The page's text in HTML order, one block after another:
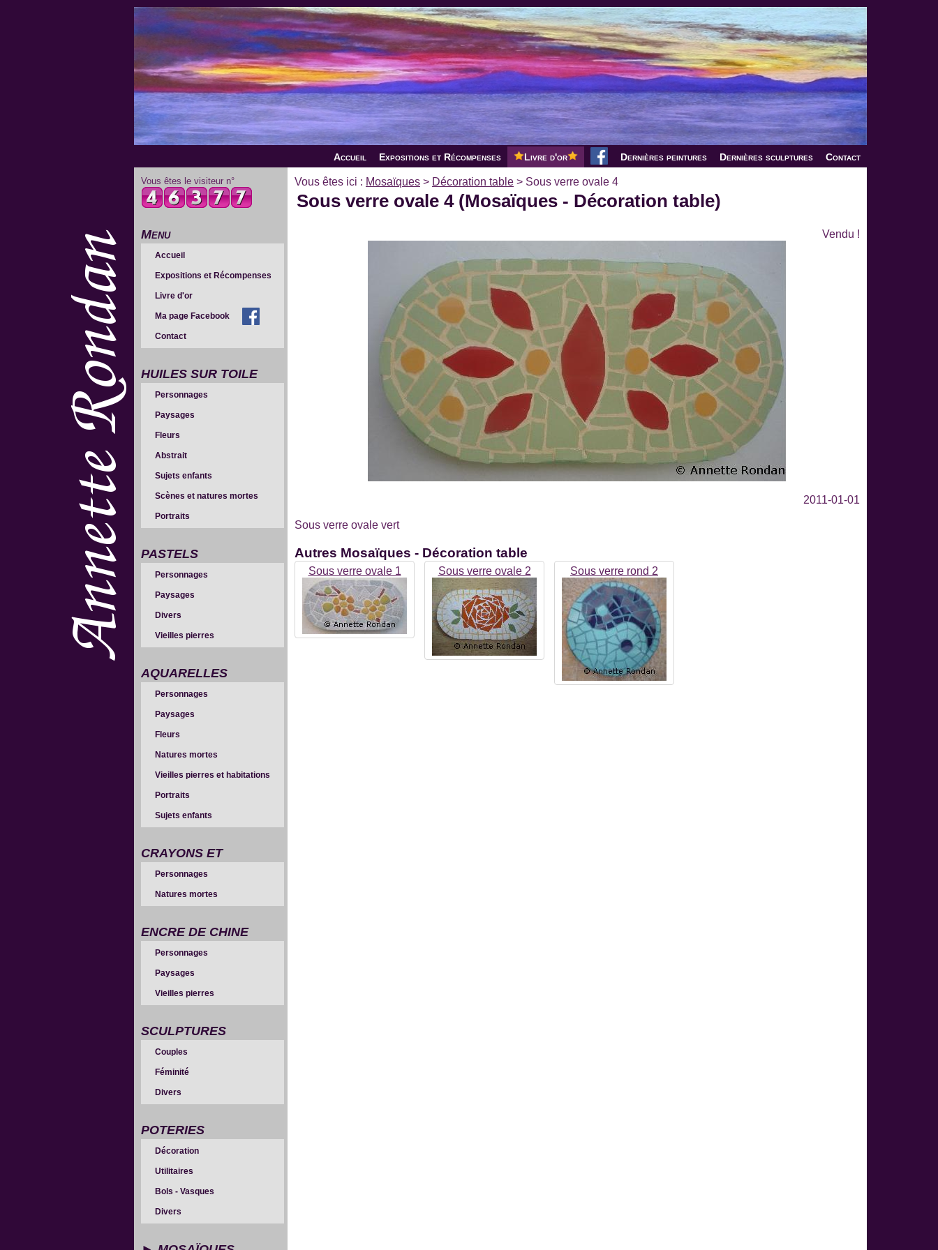
Accueil Expositions et Récompenses Livre d'or Dernières peintures Dernières sculptures Contact
Vous êtes le visiteur n°
Menu
Accueil
Expositions et Récompenses
Livre d'or
Ma page Facebook
Contact
HUILES SUR TOILE
Personnages
Paysages
Fleurs
Abstrait
Sujets enfants
Scènes et natures mortes
Portraits
PASTELS
Personnages
Paysages
Divers
Vieilles pierres
AQUARELLES
Personnages
Paysages
Fleurs
Natures mortes
Vieilles pierres et habitations
Portraits
Sujets enfants
CRAYONS ET
SANGUINES
Personnages
Natures mortes
ENCRE DE CHINE
Personnages
Paysages
Vieilles pierres
SCULPTURES
Couples
Féminité
Divers
POTERIES
Décoration
Utilitaires
Bols - Vasques
Divers
Vous êtes ici : Mosaïques > Décoration table > Sous verre ovale 4
Sous verre ovale 4 (Mosaïques - Décoration table)
Vendu !
2011-01-01
Sous verre ovale vert
Autres Mosaïques - Décoration table
Sous verre ovale 1 Sous verre ovale 2 Sous verre rond 2